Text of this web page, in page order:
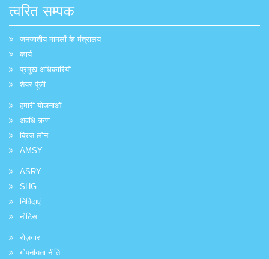
त्वरित सम्पक
जनजातीय मामलों के मंत्रालय
कार्य
प्रमुख अधिकारियों
शेयर पूंजी
हमारी योजनाओं
अवधि ऋण
ब्रिज लोन
AMSY
ASRY
SHG
निविदाएं
नोटिस
रोज़गार
गोपनीयता नीति